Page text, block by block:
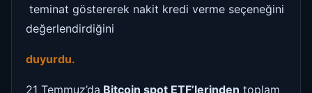
teminat göstererek nakit kredi verme seçeneğini
değerlendirdiğini
duyurdu.
21 Temmuz’da Bitcoin spot ETF’lerinden toplam